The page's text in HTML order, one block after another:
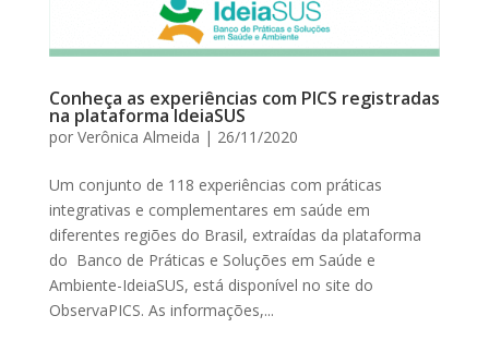
Conheça as experiências com PICS registradas
na plataforma IdeiaSUS
por Verônica Almeida | 26/11/2020
Um conjunto de 118 experiências com práticas
integrativas e complementares em saúde em
diferentes regiões do Brasil, extraídas da plataforma
do Banco de Práticas e Soluções em Saúde e
Ambiente-IdeiaSUS, está disponível no site do
ObservaPICS. As informações,...